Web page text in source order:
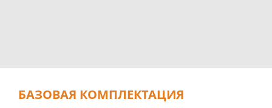
БАЗОВАЯ КОМПЛЕКТАЦИЯ